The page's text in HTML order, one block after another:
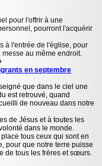
pour l'offrir à une
pourront l'acquérir
à l'entrée de l'église, pour
au même endroit.
en septembre
que dans le ciel une
est retrouvé, quand
de nouveau dans notre
de Jésus et à toutes les
dans le monde.
tous ceux qui sont en
pour que notre terre puisse
de tous les frères et sœurs.